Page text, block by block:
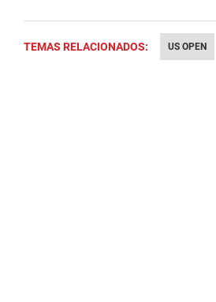
TEMAS RELACIONADOS: US OPEN